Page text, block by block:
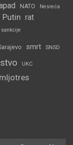
NATO Nesreća
Putin rat
sankcije
smrt SNSD
UKC